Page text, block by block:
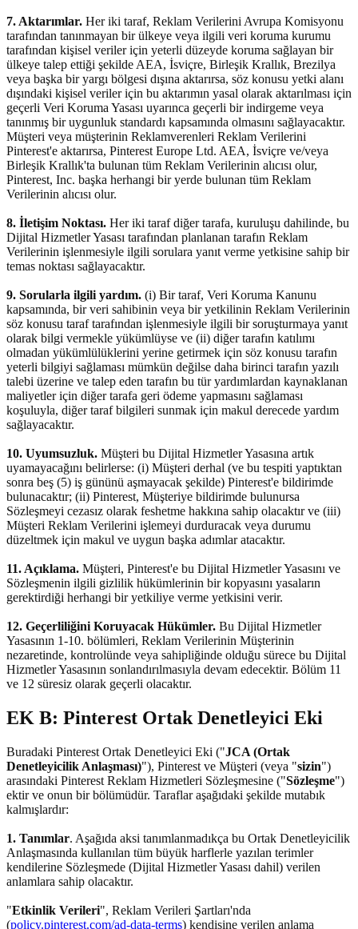
7. Aktarımlar. Her iki taraf, Reklam Verilerini Avrupa Komisyonu
tarafından tanınmayan bir ülkeye veya ilgili veri koruma kurumu
tarafından kişisel veriler için yeterli düzeyde koruma sağlayan bir
ülkeye talep ettiği şekilde AEA, İsviçre, Birleşik Krallık, Brezilya
veya başka bir yargı bölgesi dışına aktarırsa, söz konusu yetki alanı
dışındaki kişisel veriler için bu aktarımın yasal olarak aktarılması için
geçerli Veri Koruma Yasası uyarınca geçerli bir indirgeme veya
tanınmış bir uygunluk standardı kapsamında olmasını sağlayacaktır.
Müşteri veya müşterinin Reklamverenleri Reklam Verilerini
Pinterest'e aktarırsa, Pinterest Europe Ltd. AEA, İsviçre ve/veya
Birleşik Krallık'ta bulunan tüm Reklam Verilerinin alıcısı olur,
Pinterest, Inc. başka herhangi bir yerde bulunan tüm Reklam
Verilerinin alıcısı olur.
8. İletişim Noktası. Her iki taraf diğer tarafa, kuruluşu dahilinde, bu
Dijital Hizmetler Yasası tarafından planlanan tarafın Reklam
Verilerinin işlenmesiyle ilgili sorulara yanıt verme yetkisine sahip bir
temas noktası sağlayacaktır.
9. Sorularla ilgili yardım. (i) Bir taraf, Veri Koruma Kanunu
kapsamında, bir veri sahibinin veya bir yetkilinin Reklam Verilerinin
söz konusu taraf tarafından işlenmesiyle ilgili bir soruşturmaya yanıt
olarak bilgi vermekle yükümlüyse ve (ii) diğer tarafın katılımı
olmadan yükümlülüklerini yerine getirmek için söz konusu tarafın
yeterli bilgiyi sağlaması mümkün değilse daha birinci tarafın yazılı
talebi üzerine ve talep eden tarafın bu tür yardımlardan kaynaklanan
maliyetler için diğer tarafa geri ödeme yapmasını sağlaması
koşuluyla, diğer taraf bilgileri sunmak için makul derecede yardım
sağlayacaktır.
10. Uyumsuzluk. Müşteri bu Dijital Hizmetler Yasasına artık
uyamayacağını belirlerse: (i) Müşteri derhal (ve bu tespiti yaptıktan
sonra beş (5) iş gününü aşmayacak şekilde) Pinterest'e bildirimde
bulunacaktır; (ii) Pinterest, Müşteriye bildirimde bulunursa
Sözleşmeyi cezasız olarak feshetme hakkına sahip olacaktır ve (iii)
Müşteri Reklam Verilerini işlemeyi durduracak veya durumu
düzeltmek için makul ve uygun başka adımlar atacaktır.
11. Açıklama. Müşteri, Pinterest'e bu Dijital Hizmetler Yasasını ve
Sözleşmenin ilgili gizlilik hükümlerinin bir kopyasını yasaların
gerektirdiği herhangi bir yetkiliye verme yetkisini verir.
12. Geçerliliğini Koruyacak Hükümler. Bu Dijital Hizmetler
Yasasının 1-10. bölümleri, Reklam Verilerinin Müşterinin
nezaretinde, kontrolünde veya sahipliğinde olduğu sürece bu Dijital
Hizmetler Yasasının sonlandırılmasıyla devam edecektir. Bölüm 11
ve 12 süresiz olarak geçerli olacaktır.
EK B: Pinterest Ortak Denetleyici Eki
Buradaki Pinterest Ortak Denetleyici Eki ("JCA (Ortak
Denetleyicilik Anlaşması)"), Pinterest ve Müşteri (veya "sizin")
arasındaki Pinterest Reklam Hizmetleri Sözleşmesine ("Sözleşme")
ektir ve onun bir bölümüdür. Taraflar aşağıdaki şekilde mutabık
kalmışlardır:
1. Tanımlar. Aşağıda aksi tanımlanmadıkça bu Ortak Denetleyicilik
Anlaşmasında kullanılan tüm büyük harflerle yazılan terimler
kendilerine Sözleşmede (Dijital Hizmetler Yasası dahil) verilen
anlamlara sahip olacaktır.
"Etkinlik Verileri", Reklam Verileri Şartları'nda
(policy.pinterest.com/ad-data-terms) kendisine verilen anlama